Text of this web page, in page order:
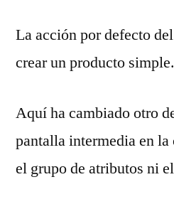
La acción por defecto
crear un producto simple.
Aquí ha cambiado otro
pantalla intermedia en la
el grupo de atributos ni